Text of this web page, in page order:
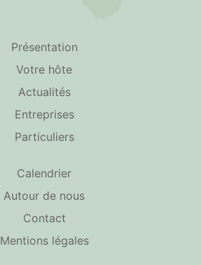
Présentation
Votre hôte
Actualités
Entreprises
Particuliers
Calendrier
Autour de nous
Contact
Mentions légales